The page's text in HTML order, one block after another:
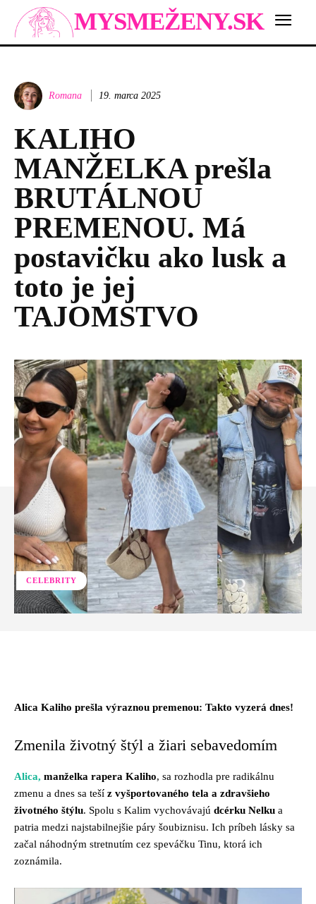
MYSMEŽENY.SK
Romana 19. marca 2025
KALIHO
MANŽELKA prešla
BRUTÁLNOU
PREMENOU. Má
postavičku ako lusk a
toto je jej
TAJOMSTVO
CELEBRITY
Alica Kaliho prešla výraznou premenou: Takto vyzerá dnes!
Zmenila životný štýl a žiari sebavedomím
Alica, manželka rapera Kaliho, sa rozhodla pre radikálnu
zmenu a dnes sa teší z vyšportovaného tela a zdravšieho
životného štýlu. Spolu s Kalim vychovávajú dcérku Nelku a
patria medzi najstabilnejšie páry šoubiznisu. Ich príbeh lásky sa
začal náhodným stretnutím cez speváčku Tinu, ktorá ich
zoznámila.